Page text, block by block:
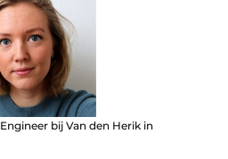
bij Van den Herik in